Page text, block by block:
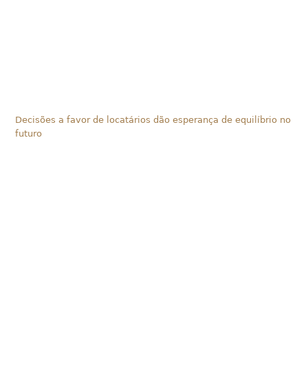
Decisões a favor de locatários dão esperança de equilíbrio no
futuro